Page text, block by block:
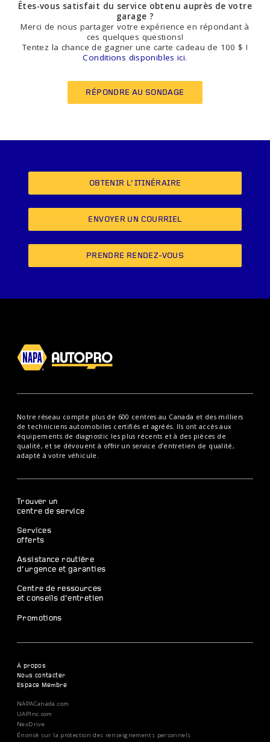
Êtes-vous satisfait du service obtenu auprès de votre
garage ?
Merci de nous partager votre expérience en répondant à
ces quelques questions!
Tentez la chance de gagner une carte cadeau de 100 $ !
Conditions disponibles ici.
RÉPONDRE AU SONDAGE
OBTENIR L’ITINÉRAIRE
ENVOYER UN COURRIEL
PRENDRE RENDEZ-VOUS
Notre réseau compte plus de 600 centres au Canada et des milliers
de techniciens automobiles certifiés et agréés. Ils ont accès aux
équipements de diagnostic les plus récents et à des pièces de
qualité, et se dévouent à offrir un service d’entretien de qualité,
adapté à votre véhicule.
Trouver un
centre de service
Services
offerts
Assistance routière
d’urgence et garanties
Centre de ressources
et conseils d’entretien
Promotions
À propos
Nous contacter
Espace Membre
NAPACanada.com
UAPInc.com
NexDrive
Énoncé sur la protection des renseignements personnels